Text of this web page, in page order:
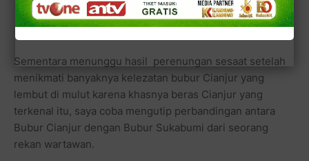
(bagian ini sedang disusun penulis.....)
Sementara menunggu hasil perenungan sesaat setelah
menikmati banyaknya kelezatan bubur Cianjur yang
lembut di mulut karena khasnya beras Cianjur yang
terkenal itu, saya coba mengutip perbandingan antara
Bubur Cianjur dengan Bubur Sukabumi dari seorang
rekan wartawan.